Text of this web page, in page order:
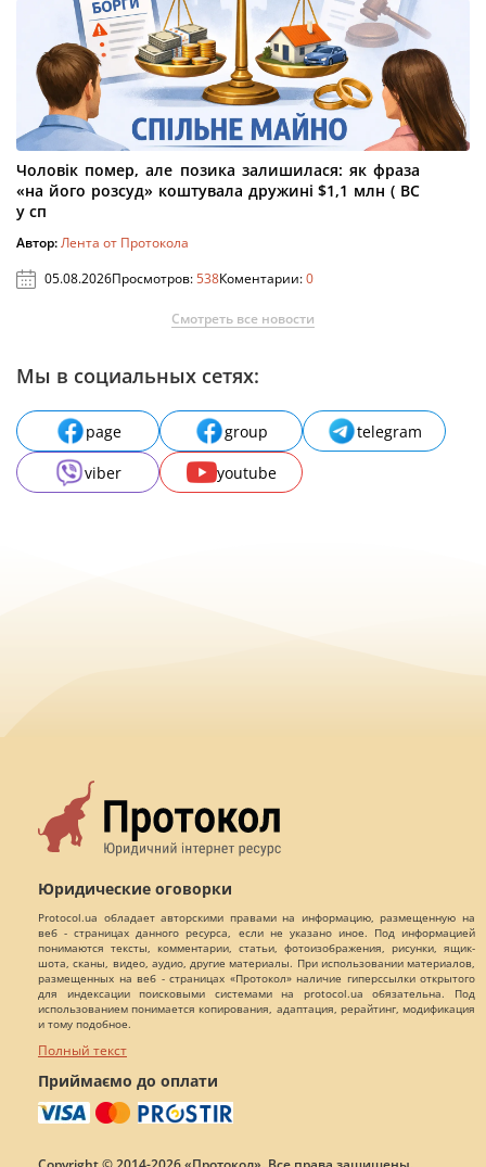
Чоловік помер, але позика залишилася: як фраза
«на його розсуд» коштувала дружині $1,1 млн ( ВС
у сп
Автор:Лента от Протокола
05.08.2026Просмотров:538Коментарии:0
Смотреть все новости
Мы в социальных сетях:
page group
telegram
viber
youtube
Юридические оговорки
Protocol.ua обладает авторскими правами на информацию, размещенную на
веб - страницах данного ресурса, если не указано иное. Под информацией
понимаются тексты, комментарии, статьи, фотоизображения, рисунки, ящик-
шота, сканы, видео, аудио, другие материалы. При использовании материалов,
размещенных на веб - страницах «Протокол» наличие гиперссылки открытого
для индексации поисковыми системами на protocol.ua обязательна. Под
использованием понимается копирования, адаптация, рерайтинг, модификация
и тому подобное.
Полный текст
Приймаємо до оплати